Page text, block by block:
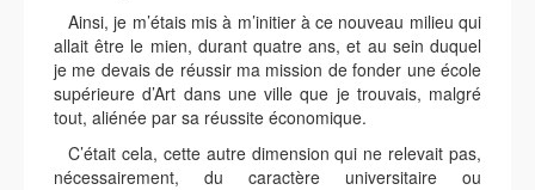
Ainsi, je m’étais mis à m’initier à ce nouveau milieu qui
allait être le mien, durant quatre ans, et au sein duquel
je me devais de réussir ma mission de fonder une école
supérieure d’Art dans une ville que je trouvais, malgré
tout, aliénée par sa réussite économique.
C’était cela, cette autre dimension qui ne relevait pas,
nécessairement, du caractère universitaire ou